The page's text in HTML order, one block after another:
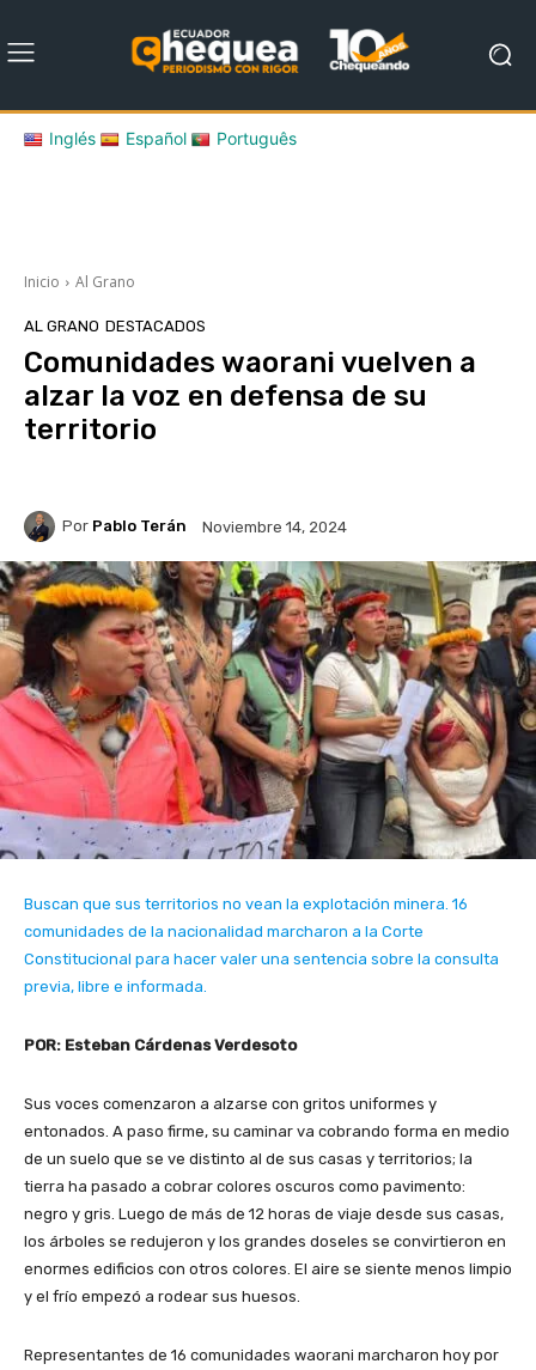
Inglés Español Português
Inicio Al Grano
AL GRANO DESTACADOS
Comunidades waorani vuelven a
alzar la voz en defensa de su
territorio
Por Pablo Terán Noviembre 14, 2024
Buscan que sus territorios no vean la explotación minera. 16
comunidades de la nacionalidad marcharon a la Corte
Constitucional para hacer valer una sentencia sobre la consulta
previa, libre e informada.
POR: Esteban Cárdenas Verdesoto
Sus voces comenzaron a alzarse con gritos uniformes y
entonados. A paso firme, su caminar va cobrando forma en medio
de un suelo que se ve distinto al de sus casas y territorios; la
tierra ha pasado a cobrar colores oscuros como pavimento:
negro y gris. Luego de más de 12 horas de viaje desde sus casas,
los árboles se redujeron y los grandes doseles se convirtieron en
enormes edificios con otros colores. El aire se siente menos limpio
y el frío empezó a rodear sus huesos.
Representantes de 16 comunidades waorani marcharon hoy por